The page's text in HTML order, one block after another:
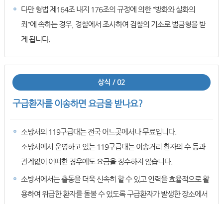
다만 형법 제164조 내지 176조의 규정에 의한 "방화와 실화의
죄"에 속하는 경우, 경찰에서 조사하여 검찰의 기소로 벌금형을 받
게 됩니다.
상식 / 02
구급환자를 이송하면 요금을 받나요?
소방서의 119구급대는 전국 어느곳에서나 무료입니다.
소방서에서 운영하고 있는 119구급대는 이송거리 환자의 수 등과
관계없이 어떠한 경우에도 요금을 징수하지 않습니다.
소방서에서는 출동을 더욱 신속히 할 수 있고 인력을 효율적으로 활
용하여 위급한 환자를 돌볼 수 있도록 구급환자가 발생한 장소에서